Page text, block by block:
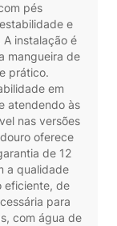
pés
e
instalação é
mangueira de
prático.
em
atendendo às
nas versões
oferece
de 12
a qualidade
eficiente, de
para
com água de